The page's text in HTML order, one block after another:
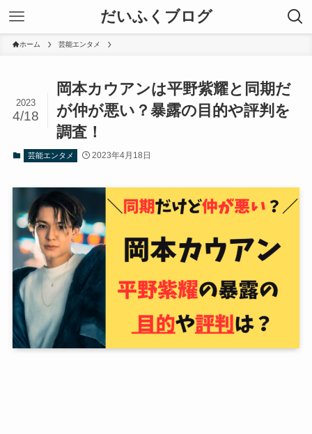
だいふくブログ
ホーム 芸能エンタメ
岡本カウアンは平野紫耀と同期だ
が仲が悪い？暴露の目的や評判を
調査！
2023
4/18
芸能エンタメ 2023年4月18日